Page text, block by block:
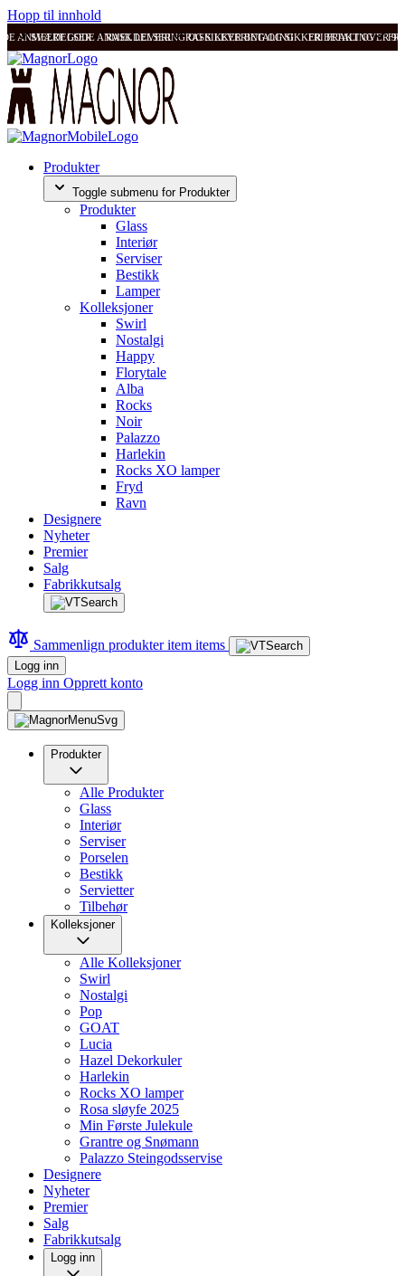
Hopp til innhold
ANMELDELSER RASK LEVERING OG SIKKER BETALING FRI FRAKT OVER
SVÆRT GODE ANMELDELSER RASK LEVERING OG SIKKER BETALING
Produkter
Toggle submenu for Produkter
Produkter
Glass
Interiør
Serviser
Bestikk
Lamper
Kolleksjoner
Swirl
Nostalgi
Happy
Florytale
Alba
Rocks
Noir
Palazzo
Harlekin
Rocks XO lamper
Fryd
Ravn
Designere
Nyheter
Premier
Salg
Fabrikkutsalg
Sammenlign produkteritem items
Logg inn
Logg inn Opprett konto
Produkter
Alle Produkter
Glass
Interiør
Serviser
Porselen
Bestikk
Servietter
Tilbehør
Kolleksjoner
Alle Kolleksjoner
Swirl
Nostalgi
Pop
GOAT
Lucia
Hazel Dekorkuler
Harlekin
Rocks XO lamper
Rosa sløyfe 2025
Min Første Julekule
Grantre og Snømann
Palazzo Steingodsservise
Designere
Nyheter
Premier
Salg
Fabrikkutsalg
Logg inn